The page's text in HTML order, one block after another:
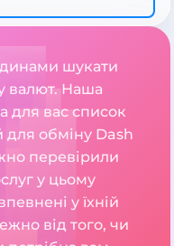
шукати
валют. Наша
для вас список
для обміну Dash
перевірили
у цьому
у їхній
від того, чи